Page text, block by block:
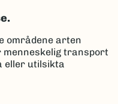
områdene arten
menneskelig transport
eller utilsikta